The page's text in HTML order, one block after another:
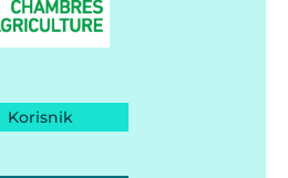
Korisnik